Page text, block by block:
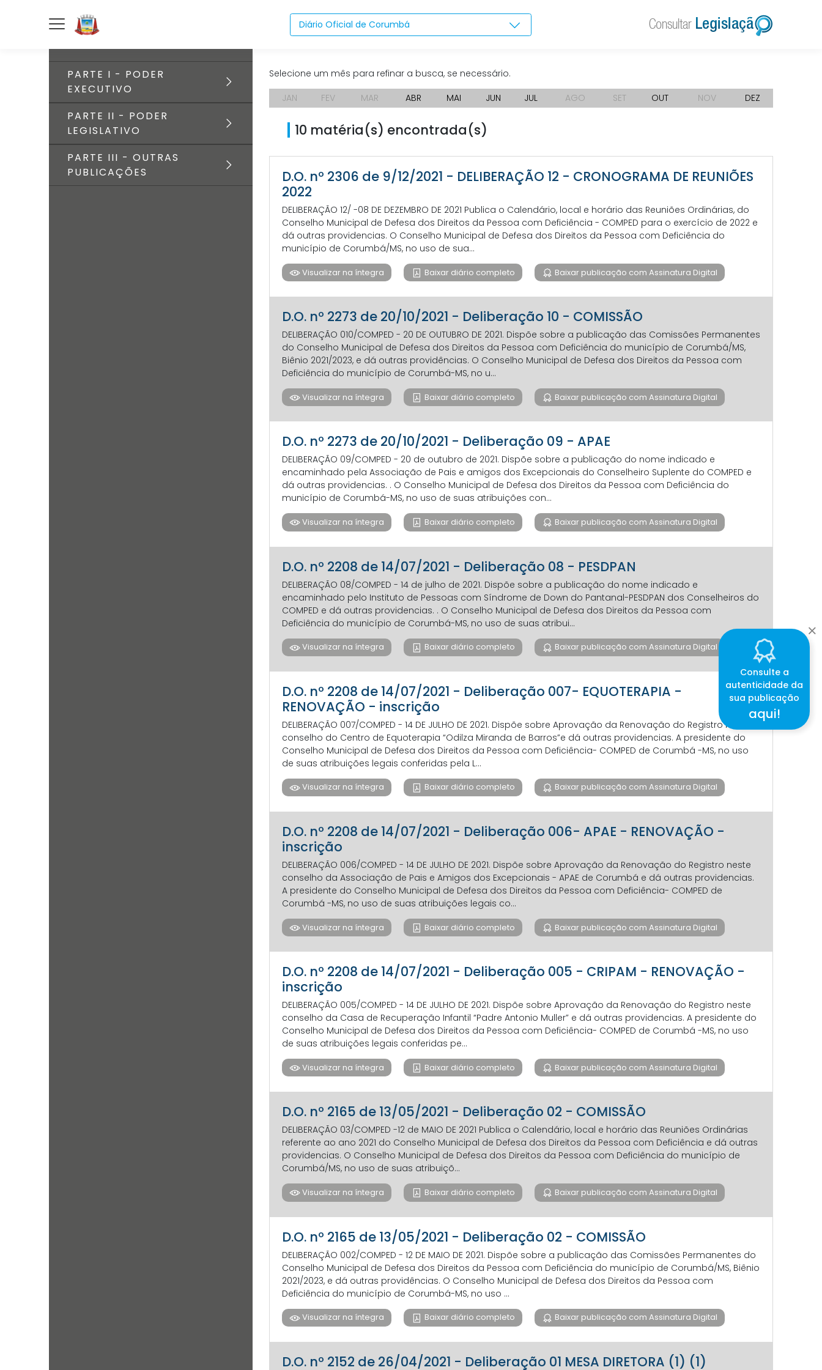
Diário Oficial de Corumbá
PARTE I - PODER
EXECUTIVO
PARTE II - PODER
LEGISLATIVO
PARTE III - OUTRAS
PUBLICAÇÕES
Selecione um mês para refinar a busca, se necessário.
JAN
FEV MAR ABR MAI JUN JUL AGO SET OUT NOV DEZ
10 matéria(s) encontrada(s)
D.O. nº 2306 de 9/12/2021 - DELIBERAÇÃO 12 - CRONOGRAMA DE REUNIÕES
2022
DELIBERAÇÃO 12/ -08 DE DEZEMBRO DE 2021 Publica o Calendário, local e horário das Reuniões Ordinárias, do
Conselho Municipal de Defesa dos Direitos da Pessoa com Deficiência - COMPED para o exercício de 2022 e
dá outras providencias. O Conselho Municipal de Defesa dos Direitos da Pessoa com Deficiência do
município de Corumbá/MS, no uso de sua...
Visualizar na íntegra Baixar diário completo Baixar publicação com Assinatura Digital
D.O. nº 2273 de 20/10/2021 - Deliberação 10 - COMISSÃO
DELIBERAÇÃO 010/COMPED - 20 DE OUTUBRO DE 2021. Dispõe sobre a publicação das Comissões Permanentes
do Conselho Municipal de Defesa dos Direitos da Pessoa com Deficiência do município de Corumbá/MS,
Biênio 2021/2023, e dá outras providências. O Conselho Municipal de Defesa dos Direitos da Pessoa com
Deficiência do município de Corumbá-MS, no u...
Visualizar na íntegra Baixar diário completo Baixar publicação com Assinatura Digital
D.O. nº 2273 de 20/10/2021 - Deliberação 09 - APAE
DELIBERAÇÃO 09/COMPED - 20 de outubro de 2021. Dispõe sobre a publicação do nome indicado e
encaminhado pela Associação de Pais e amigos dos Excepcionais do Conselheiro Suplente do COMPED e
dá outras providencias. . O Conselho Municipal de Defesa dos Direitos da Pessoa com Deficiência do
município de Corumbá-MS, no uso de suas atribuições con...
Visualizar na íntegra Baixar diário completo Baixar publicação com Assinatura Digital
D.O. nº 2208 de 14/07/2021 - Deliberação 08 - PESDPAN
DELIBERAÇÃO 08/COMPED - 14 de julho de 2021. Dispõe sobre a publicação do nome indicado e
encaminhado pelo Instituto de Pessoas com Síndrome de Down do Pantanal-PESDPAN dos Conselheiros do
COMPED e dá outras providencias. . O Conselho Municipal de Defesa dos Direitos da Pessoa com
Deficiência do município de Corumbá-MS, no uso de suas atribui...
Visualizar na íntegra Baixar diário completo Baixar publicação com Assinatura Digital
D.O. nº 2208 de 14/07/2021 - Deliberação 007- EQUOTERAPIA -
RENOVAÇÃO - inscrição
DELIBERAÇÃO 007/COMPED - 14 DE JULHO DE 2021. Dispõe sobre Aprovação da Renovação do Registro neste
conselho do Centro de Equoterapia “Odilza Miranda de Barros”e dá outras providencias. A presidente do
Conselho Municipal de Defesa dos Direitos da Pessoa com Deficiência- COMPED de Corumbá -MS, no uso
de suas atribuições legais conferidas pela L...
Visualizar na íntegra Baixar diário completo Baixar publicação com Assinatura Digital
D.O. nº 2208 de 14/07/2021 - Deliberação 006- APAE - RENOVAÇÃO -
inscrição
DELIBERAÇÃO 006/COMPED - 14 DE JULHO DE 2021. Dispõe sobre Aprovação da Renovação do Registro neste
conselho da Associação de Pais e Amigos dos Excepcionais - APAE de Corumbá e dá outras providencias.
A presidente do Conselho Municipal de Defesa dos Direitos da Pessoa com Deficiência- COMPED de
Corumbá -MS, no uso de suas atribuições legais co...
Visualizar na íntegra Baixar diário completo Baixar publicação com Assinatura Digital
D.O. nº 2208 de 14/07/2021 - Deliberação 005 - CRIPAM - RENOVAÇÃO -
inscrição
DELIBERAÇÃO 005/COMPED - 14 DE JULHO DE 2021. Dispõe sobre Aprovação da Renovação do Registro neste
conselho da Casa de Recuperação Infantil “Padre Antonio Muller” e dá outras providencias. A presidente do
Conselho Municipal de Defesa dos Direitos da Pessoa com Deficiência- COMPED de Corumbá -MS, no uso
de suas atribuições legais conferidas pe...
Visualizar na íntegra Baixar diário completo Baixar publicação com Assinatura Digital
D.O. nº 2165 de 13/05/2021 - Deliberação 02 - COMISSÃO
DELIBERAÇÃO 03/COMPED -12 de MAIO DE 2021 Publica o Calendário, local e horário das Reuniões Ordinárias
referente ao ano 2021 do Conselho Municipal de Defesa dos Direitos da Pessoa com Deficiência e dá outras
providencias. O Conselho Municipal de Defesa dos Direitos da Pessoa com Deficiência do município de
Corumbá/MS, no uso de suas atribuiçõ...
Visualizar na íntegra Baixar diário completo Baixar publicação com Assinatura Digital
D.O. nº 2165 de 13/05/2021 - Deliberação 02 - COMISSÃO
DELIBERAÇÃO 002/COMPED - 12 DE MAIO DE 2021. Dispõe sobre a publicação das Comissões Permanentes do
Conselho Municipal de Defesa dos Direitos da Pessoa com Deficiência do município de Corumbá/MS, Biênio
2021/2023, e dá outras providências. O Conselho Municipal de Defesa dos Direitos da Pessoa com
Deficiência do município de Corumbá-MS, no uso ...
Visualizar na íntegra Baixar diário completo Baixar publicação com Assinatura Digital
D.O. nº 2152 de 26/04/2021 - Deliberação 01 MESA DIRETORA (1) (1)
Consulte a
autenticidade da
sua publicação
aqui!